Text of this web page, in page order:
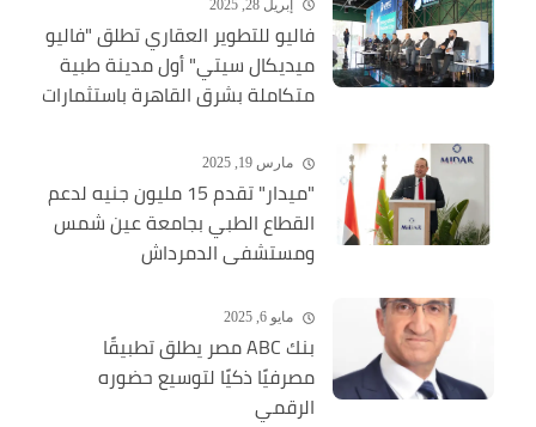
إبريل 28, 2025
فاليو للتطوير العقاري تطلق "فاليو
ميديكال سيتي" أول مدينة طبية
متكاملة بشرق القاهرة باستثمارات
مارس 19, 2025
"ميدار" تقدم 15 مليون جنيه لدعم
القطاع الطبي بجامعة عين شمس
ومستشفى الدمرداش
مايو 6, 2025
بنك ABC مصر يطلق تطبيقًا
مصرفيًا ذكيًا لتوسيع حضوره
الرقمي